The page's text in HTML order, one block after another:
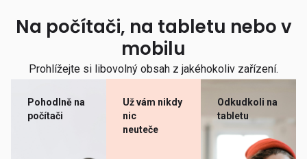
Na počítači, na tabletu nebo v
mobilu
Prohlížejte si libovolný obsah z jakéhokoliv zařízení.
Pohodlně na
počítači
Už vám nikdy
nic
neuteče
Odkudkoli na
tabletu